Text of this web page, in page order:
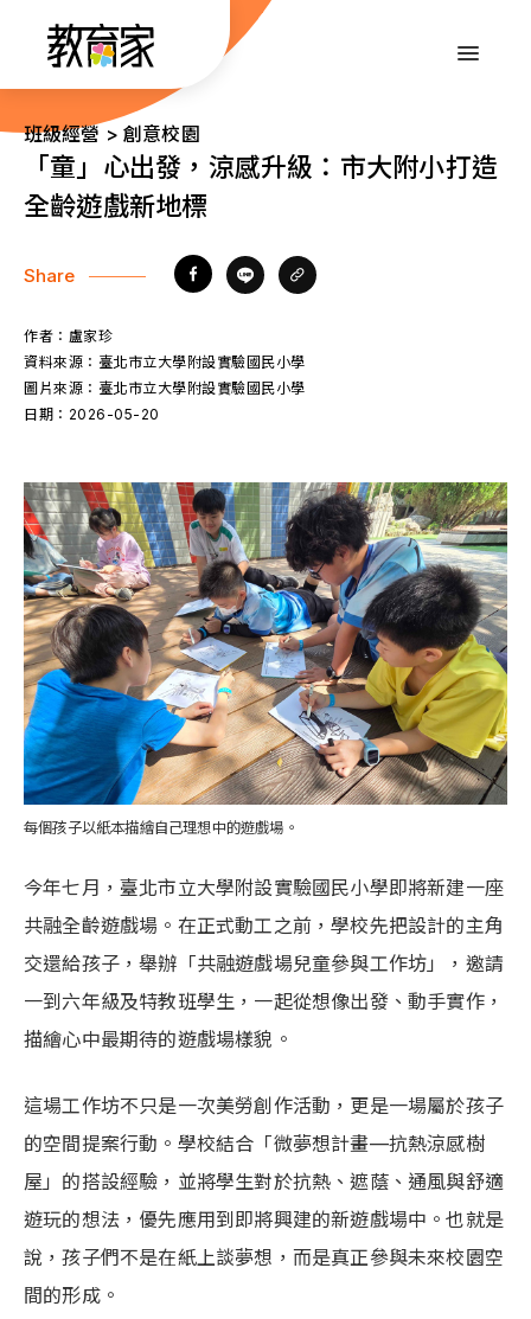
內
::: 班級經營 > 創意校園
「童」心出發，涼感升級：市大附小打造
全齡遊戲新地標
Share
作者： 盧家珍
資料來源： 臺北市立大學附設實驗國民小學
圖片來源： 臺北市立大學附設實驗國民小學
日期： 2026-05-20
每個孩子以紙本描繪自己理想中的遊戲場。
今年七月，臺北市立大學附設實驗國民小學即將新建一座
共融全齡遊戲場。在正式動工之前，學校先把設計的主角
交還給孩子，舉辦「共融遊戲場兒童參與工作坊」，邀請
一到六年級及特教班學生，一起從想像出發、動手實作，
描繪心中最期待的遊戲場樣貌。
這場工作坊不只是一次美勞創作活動，更是一場屬於孩子
的空間提案行動。學校結合「微夢想計畫—抗熱涼感樹
屋」的搭設經驗，並將學生對於抗熱、遮蔭、通風與舒適
遊玩的想法，優先應用到即將興建的新遊戲場中。也就是
說，孩子們不是在紙上談夢想，而是真正參與未來校園空
間的形成。